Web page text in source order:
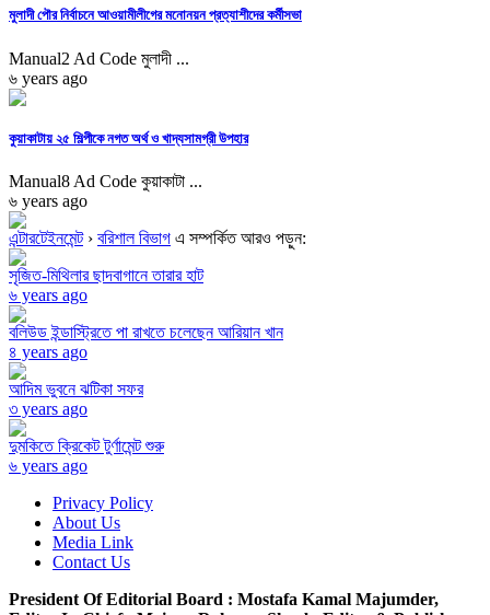
মুলাদী পৌর নির্বাচনে আওয়ামীলীগের মনোনয়ন প্রত্যাশীদের কর্মীসভা
Manual2 Ad Code মুলাদী ...
৬ years ago
কুয়াকাটায় ২৫ শিল্পীকে নগত অর্থ ও খাদ্যসামগ্রী উপহার
Manual8 Ad Code কুয়াকাটা ...
৬ years ago
এন্টারটেইনমেন্ট› বরিশাল বিভাগ এ সম্পর্কিত আরও পড়ুন:
সৃজিত-মিথিলার ছাদবাগানে তারার হাট
৬ years ago
বলিউড ইন্ডাস্ট্রিতে পা রাখতে চলেছেন আরিয়ান খান
৪ years ago
আদিম ভুবনে ঝটিকা সফর
৩ years ago
দুমকিতে ক্রিকেট টুর্ণামেন্ট শুরু
৬ years ago
Privacy Policy
About Us
Media Link
Contact Us
President Of Editorial Board : Mostafa Kamal Majumder,